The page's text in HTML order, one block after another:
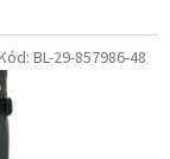
BL-29-857986-48